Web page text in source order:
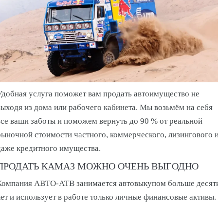
услуга поможет вам продать автоимущество не
из дома или рабочего кабинета. Мы возьмём на себя
ваши заботы и поможем вернуть до 90 % от реальной
стоимости частного, коммерческого, лизингового
кредитного имущества.
КАМАЗ МОЖНО ОЧЕНЬ ВЫГОДНО
АВТО-АТВ занимается автовыкупом больше
и использует в работе только личные финансовые активы.